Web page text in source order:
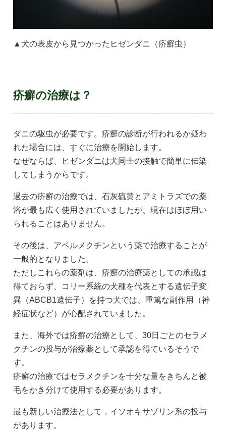
▲犬の表皮から見つかったヒゼンダニ（疥癬虫）
疥癬の治療は？
ダニの駆虫が必要です。疥癬の診断が行われるか疑わ
れた場合には、すぐに治療を開始します。
なぜならば、ヒゼンダニは犬同士の接触で簡単に伝染
してしまうからです。
過去の疥癬の治療では、石灰硫黄とアミトラズでの薬
浴が最も広く使用されていましたが、現在はほぼ用い
られることはありません。
その後は、アベルメクチンという薬で治療することが
一般的となりました。
ただしこれらの薬剤は、疥癬の治療薬としての承認は
得ておらず、コリー系統の犬種を代表とする遺伝子変
異（ABCB1遺伝子）を持つ犬では、重篤な副作用（神
経症状など）が心配されていました。
また、海外では疥癬の治療として、30日ごとのセラメ
クチンの投与が治療薬として承認を得ているそうで
す。
疥癬の治療ではセラメクチンを十分な量をきちんと被
毛をかき分けて使用する必要があります。
最も新しい治療法として，イソオキサゾリン系の投与
があります。